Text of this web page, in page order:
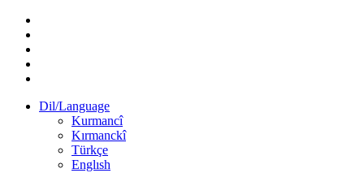
Dil/Language
Kurmancî
Kırmanckî
Türkçe
Englısh